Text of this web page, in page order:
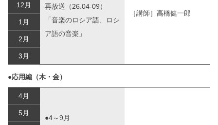
再放送（26.04-09）
「音楽のロシア語、ロシ
ア語の音楽」
［講師］高橋健一郎
12月
1月
2月
3月
●応用編（木・金）
4月
●4～9月
5月